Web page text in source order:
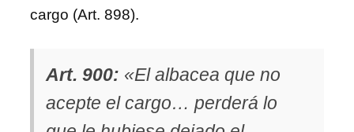
cargo (Art. 898).
Art. 900: «El albacea que no
acepte el cargo… perderá lo